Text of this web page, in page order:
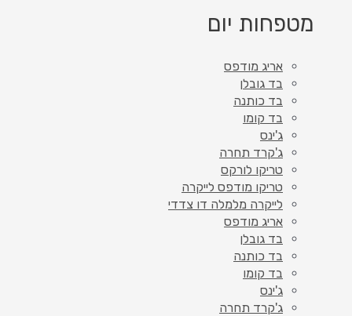
מטפחות יום
אריג מודפס
בד גובלן
בד כותנה
בד קומו
ג'ינס
ג'קרד תחרה
טריקו לורקס
טריקו מודפס לייקרה
לייקרה מלמלה דו צדדי
אריג מודפס
בד גובלן
בד כותנה
בד קומו
ג'ינס
ג'קרד תחרה